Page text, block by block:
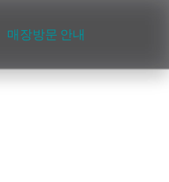
매장방문 안내